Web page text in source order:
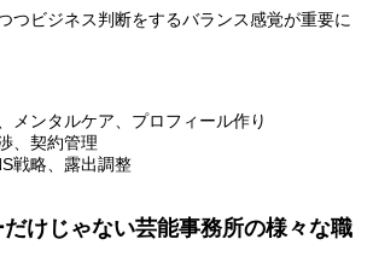
つビジネス判断をするバランス感覚が重要に
メンタルケア、プロフィール作り
、契約管理
戦略、露出調整
けじゃない芸能事務所の様々な職